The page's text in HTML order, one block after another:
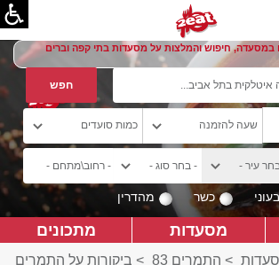
חיפוש והמלצות על מסעדות בתי קפה וברים
כשר מהדרין
מסעדות מתכונים
> התמרים 83 > ביקורות על התמרים